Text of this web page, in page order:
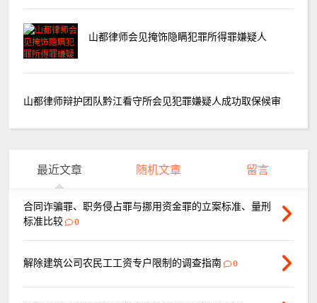
山都律师会见掩饰隐瞒犯罪所得罪嫌疑人
山都律师辩护团队黔江看守所会见犯罪嫌疑人成功取保候审
最近文章 随机文章 留言
合同诈骗罪、职务侵占罪与挪用资金罪的立案标准、量刑
标准比较
0
解除建筑公司农民工工资专户限制的调查指南 0